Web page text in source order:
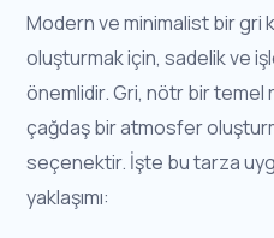
Modern ve minimalist bir gri
oluşturmak için, sadelik ve
önemlidir. Gri, nötr bir temel
çağdaş bir atmosfer
seçenektir. İşte bu tarza
yaklaşımı: